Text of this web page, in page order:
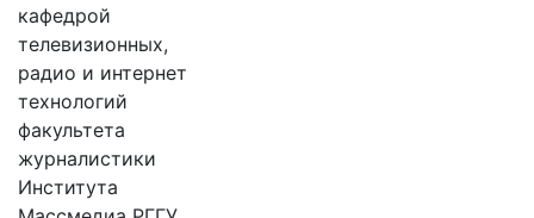
кафедрой
телевизионных,
радио и интернет
технологий
факультета
журналистики
Института